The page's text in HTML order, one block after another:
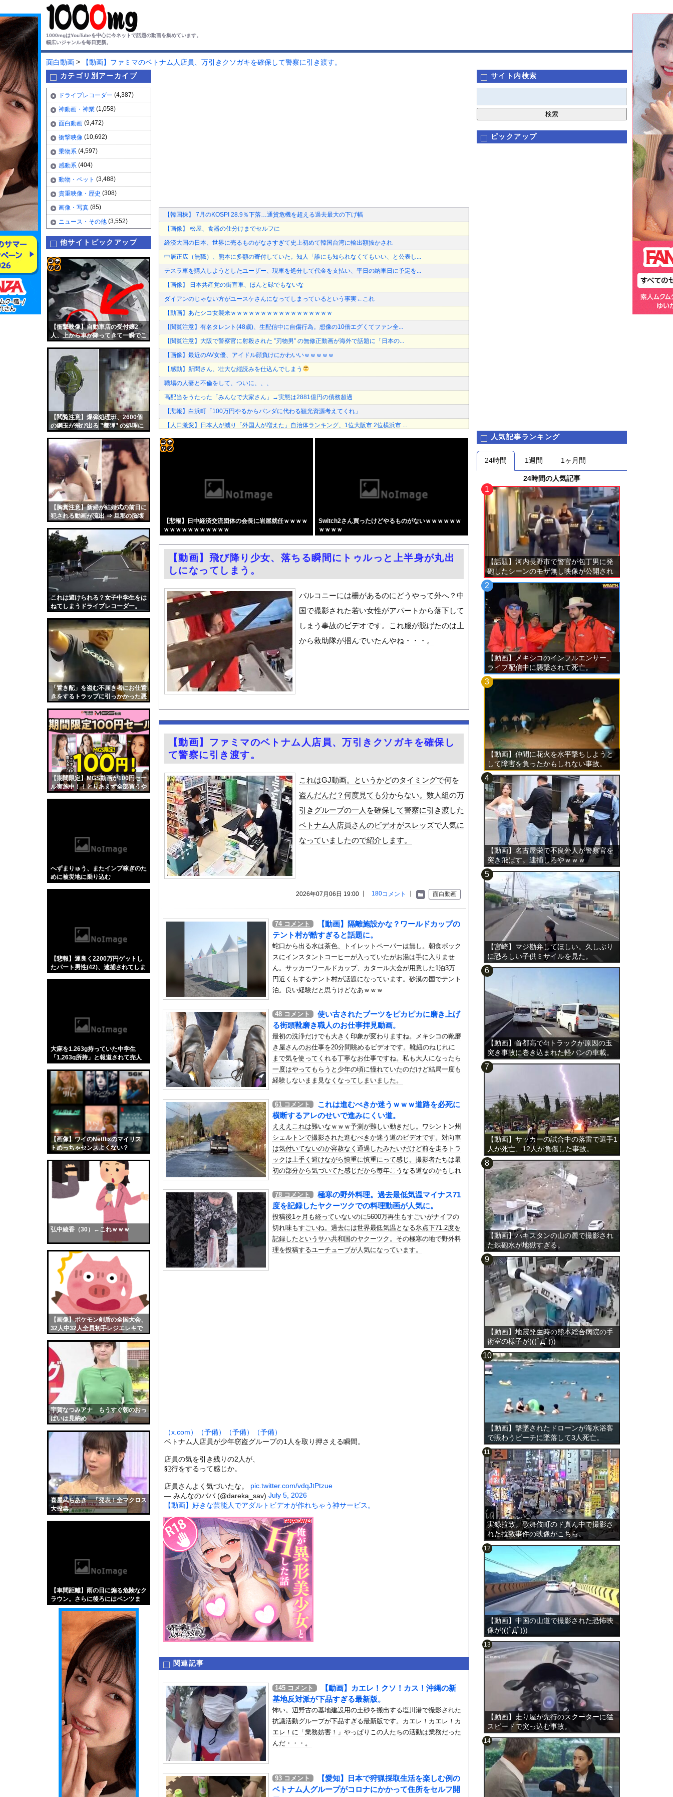
1000mgはYouTubeを中心に今ネットで話題の動画を集めています。
幅広いジャンルを毎日更新。
面白動画 >
【動画】ファミマのベトナム人店員、万引きクソガキを確保して警察に引き渡す。
カテゴリ別アーカイブ
ドライブレコーダー (4,387)
神動画・神業 (1,058)
面白動画 (9,472)
衝撃映像 (10,692)
乗物系 (4,597)
感動系 (404)
動物・ペット (3,488)
貴重映像・歴史 (308)
画像・写真 (85)
ニュース・その他 (3,552)
他サイトピックアップ
【衝撃映像】自動車店の受付嬢2
人、上から車が降ってきて一瞬でこ
【閲覧注意】爆弾処理班、2600個
の鋼玉が飛び出る ”擲弾” の処理に
【胸糞注意】新婦が結婚式の前日に
犯される動画が流出 ⇒ 旦那の脳壊
これは避けられる？女子中学生をは
ねてしまうドライブレコーダー。
「置き配」を盗む不届き者にお仕置
きをするトラップに引っかかった悪
【期間限定】MGS動画が100円セー
ル実施中！！とりあえず全部買うや
へずまりゅう、またインプ稼ぎのた
めに被災地に乗り込む
【悲報】運良く2200万円ゲットし
たパート男性(42)、逮捕されてしま
大麻を1.263g持っていた中学生
「1,263g所持」と報道されて売人
【画像】ワイのNetflixのマイリス
トめっちゃセンスよくない？
弘中綾香（30）←これｗｗｗ
【画像】ポケモン剣盾の全国大会、
32人中32人全員初手レジエレキで
宇賀なつみアナ もうすぐ朝のおっ
ぱいは見納め
喜屋武ちあき 「発表！全マクロス
大投票」
【車間距離】雨の日に煽る危険なク
ラウン。さらに後ろにはベンツま
で・・・
コテ
リン
- 固
定リ
ンク
自動
更新
ツー
【韓国株】 7月のKOSPI 28.9％下落…通貨危機を超える過去最大の下げ幅
【画像】 松屋、食器の仕分けまでセルフに
経済大国の日本、世界に売るものがなさすぎて史上初めて韓国台湾に輸出額抜かされ
中居正広（無職）、熊本に多額の寄付していた。知人「誰にも知られなくてもいい、と公表し...
テスラ車を購入しようとしたユーザー、現車を処分して代金を支払い、平日の納車日に予定を...
【画像】 日本共産党の街宣車、ほんと碌でもないな
ダイアンのじゃない方がユースケさんになってしまっているという事実←これ
【動画】あたシコ女襲来ｗｗｗｗｗｗｗｗｗｗｗｗｗｗｗｗｗ
【閲覧注意】有名タレント(48歳)、生配信中に自傷行為。想像の10倍エグくてファン全...
【閲覧注意】大阪で警察官に射殺された ”刃物男” の無修正動画が海外で話題に「日本の...
【画像】最近のAV女優、アイドル顔負けにかわいいｗｗｗｗｗ
【感動】新聞さん、壮大な縦読みを仕込んでしまう
職場の人妻と不倫をして、ついに、、、
高配当をうたった「みんなで大家さん」→実態は2881億円の債務超過
【悲報】白浜町「100万円やるからパンダに代わる観光資源考えてくれ」
【人口激変】日本人が減り「外国人が増えた」自治体ランキング、1位大阪市 2位横浜市 ...
れいわ新選組の新党名は「いのちの党」 旧グッズ半額で販売 どうなる秘書給与疑惑
「日本は危険だ」と吹聴したのを真に受けた中国人旅行客、だが代替旅行先が日本ほど安全で...
エロ漫画『ムラムラOLさんは飛行機の中でも性欲を満たしたい』をrawやhitomiを...
ワイルドベリーズ経営陣、倉庫の商品を持ち出し「ドローン攻撃で焼失した」として処理…ロ...
【動画】若手女優「兄とセ○クスシーンするんですか？分かりました…」
急増する「自分の頭で考えない子」。すぐ検索が当たり前に 「タイパ」至上主義・・・
ミツオカ、新型スポーツカーのティザー画像「第3弾」を公開！
【悲報】円安容認派「円安は輸出が伸びで日本経済ホクホク！」⇒ 世界に売る物が無さすぎ...
FANZAが夏のAV50％OFFセールを開催 part4
渡邊渚さん「私がPTSDと診断された当時、世間はまだPTSDという言葉は浸透されてい...
職場の人妻と不倫をして、ついに、、、
中国「台風接近！」台風13号「三峡直撃予測」中国「上流大洪水！（三峡上流」中国都市「...
韓国国会、サッカー前代表監督を追及「なぜ負けたのか」
日本旅行キャンセルすべきか…1万年ぶり史上最大級の火山の兆し＝韓国の反応
うちのネコが目の前にいた。私が上に物を投げるフリをする → 猫はこうなります…
旅行ってただの消費型娯楽なのに、なんで有意義なイメージなんだろうな
【怒報】国税庁「あのさぁ！君らがちゃんと納税してくれないとこうなっちゃうけどどうする...
古旗笑佳アナ 巨乳、横乳！！【GIF動画あり】
【緊急】つけ麺WWWWWWWWWWWWWWWWWWWWWW
【悲報】「果糖」が「がん転移」を促すと判明
【画像】吉岡里帆ちゃんｗｗ
一般人を遥かに超えた最高のIcupを持つ超一般人がAVデビュー！！
熊本地震で居酒屋から温泉が湧き出るｗｗｗｗｗ
【昆虫食】食用コオロギビジネスで破産したグリラス社長 みんなにコオロギ食を広める為に...
『Re：ゼロから始める異世界生活』60話感想 氷上のバトル！レグルスの権能とは！
【画像】キス釣りするんや
【Xの車窓から】オービスかと思ったら野生の炊飯器で草 ほか
【ポロリ悲話】ネットで拡散してるおっぱいポロリ動画、何故か叩かれる・・・
【衝撃】「かわいい虫」ランキング、ついに発表される
ジャンポケ斎藤と代理人のやりとり、「地獄すぎて完全にコントになってる……」と衝撃を受...
メーカーはデカヘソ8個保留3個返しのミドル機を出せよ！！！！
【GIF動画】 宮城の可愛すぎるチアさん、甲子園で発見される
英国人「ようこそ」冨安健洋、クリスタルパレス加入が決定的に！メディカル検査をパス！現...
嫁からマジで離婚を切り出されている。俺がネトゲしすぎて全くかまわなかったのが原因らし...
【ミリマス】ついに美咲ちゃんが大人の色気を出し始めた…！
横浜F・マリノスMF三井寺眞が16歳で開幕スタメン出場し最年少記録更新 さらにデビュ...
「日本は危険だ」と吹聴したのを真に受けた中国人旅行客、だが代替旅行先が日本ほど安全で...
【熊本地震】発生後に居酒屋店内から温泉が吹き出す ← これ前触れじゃね？
【悲報】カズレーザー、車の任意保険にブチギレてしまう！！！！！！
？？？「ゲーム実況なんて誰でもできる」わい「ほーん」
【動画】ブラジルの女子フットサル選手が極悪すぎて5年間の出場停止処分に。
高崎春アナ お尻に下着が浮き出てしまうハプニング！！
クレーンゲームの景品で乳酸菌飲料をゲット、だが飲んでみると妙に酸っぱくて体調が悪化し...
【悲報】17歳で無期懲役になった奴、怖いｗｗｗｗｗｗｗｗｗｗｗｗｗｗｗｗｗｗｗｗｗｗ...
【画像】おまえらくんの机がこの女の子の椅子にされてたらｗｗｗ
【画像】この女優さん、可愛すぎる
【朗報】齋藤飛鳥、前屈みで完全に見えてる動画が拡散されてしまう…
海外「日本よ、お前がナンバーワンだ」 熊本地震直後の日本の対応のスピードに世界が衝撃
勇気を出して白人美女にチン凸したアジア人短小男
、爆笑されてしまうｗｗｗ
10年もの間浮気してた嫁。まさかと思い長男のDNA鑑定をするがいいな？と問うと、元嫁...
ウクライナ侵攻以降、ロシア軍兵士のHIV感染が2000％急増…ウクライナメディア！
【配信者】「金バエ」のSNS更新が1週間途絶え、様々な憶測が飛び交う。1週間ぶりの投...
【画像】女の子「危機管理フォーーーーム！！！」
【衝撃】プチプチで有名な川上産業、社名を「プチプチ株式会社」に変更されるｗｗｗｗｗ
全く泳げない人がウォータースライダーをやるとこうなる
【黒歴史】こういう昔の大学ヤリサーの流出エロ動画（顔出し）が一番抜ける
韓国人「安貞桓が韓国代表に激怒！『惨憺たる結果、徹底的な刷新が必要だ』と監督や協会を...
ケンタッキーとか言う唐揚げ屋ｗｗｗｗｗ
【画像】このAVが性癖ブッ刺さりで精子ドクドク作られるわｗｗｗｗ
【悲報】味噌ラーメンで行列、出来ない
【中国】男の子が爆竹に点火 マンホールが爆発しふた吹き飛ぶ
【画像】伊藤舞雪とかいうＡＶ女優ｗｗｗｗｗｗｗｗｗｗw
【緊急】肛門にスティックのり入れたけど出てこないの！！
お知らせ
【動画】よく助けられたな。岐阜の川で外国人が溺れてしまう事故。
Powered by livedoor 相互RSS
示されません。
【悲報】日中経済交流団体の会長に岩屋就任ｗｗｗｗ
ｗｗｗｗｗｗｗｗｗｗｗ
Switch2さん買ったけどやるものがないｗｗｗｗｗｗ
ｗｗｗｗ
自動
更新
【動画】飛び降り少女、落ちる瞬間にトゥルっと上半身が丸出
しになってしまう。
バルコニーには柵があるのにどうやって外へ？中
国で撮影された若い女性がアパートから落下して
しまう事故のビデオです。これ服が脱げたのは上
から救助隊が掴んでいたんやね・・・。
【動画】ファミマのベトナム人店員、万引きクソガキを確保し
て警察に引き渡す。
これはGJ動画。というかどのタイミングで何を
盗んだんだ？何度見ても分からない。数人組の万
引きグループの一人を確保して警察に引き渡した
ベトナム人店員さんのビデオがスレッズで人気に
なっていましたので紹介します。
面白動画
180コメント
2026年07月06日 19:00 ┃
74 コメント
【動画】隔離施設かな？ワールドカップの
テント村が酷すぎると話題に。
蛇口から出る水は茶色、トイレットペーパーは無し。朝食ボック
スにインスタントコーヒーが入っていたがお湯は手に入りませ
ん。サッカーワールドカップ、カタール大会が用意した1泊3万
円近くもするテント村が話題になっています。砂漠の国でテント
泊。良い経験だと思うけどなあｗｗｗ
48 コメント
使い古されたブーツをピカピカに磨き上げ
る街頭靴磨き職人のお仕事拝見動画。
最初の洗浄だけでも大きく印象が変わりますね。メキシコの靴磨
き屋さんのお仕事を20分間眺めるビデオです。靴紐のねじれに
まで気を使ってくれる丁寧なお仕事ですね。私も大人になったら
一度はやってもらうと少年の頃に憧れていたのだけど結局一度も
経験しないまま見なくなってしまいました。
61 コメント
これは進むべきか迷うｗｗｗ道路を必死に
横断するアレのせいで進みにくい道。
えええこれは難いなｗｗｗ予測が難しい動きだし。ワシントン州
シェルトンで撮影された進むべきか迷う道のビデオです。対向車
は気付いてないのか容赦なく通過したみたいだけど前を走るトラ
ックは上手く避けながら慎重に慎重にって感じ。撮影者たちは最
初の部分から気づいてた感じだから毎年こうなる道なのかもしれ
78 コメント
極寒の野外料理。過去最低気温マイナス71
度を記録したヤクーツクでの料理動画が人気に。
投稿後1ヶ月も経っていないのに5600万再生もすごいがナイフの
切れ味もすごいね。過去には世界最低気温となる氷点下71.2度を
記録したというサハ共和国のヤクーツク。その極寒の地で野外料
理を投稿するユーチューブが人気になっています。
（x.com） （予備） （予備）
（予備）
ベトナム人店員が少年窃盗グループの1人を取り押さえる瞬間。
店員の気を引き残りの2人が、
犯行をするって感じか。
店員さんよく気づいたな。 pic.twitter.com/vdqJtPtzue
— みんなのパパ (@dareka_sav) July 5, 2026
【動画】好きな芸能人でアダルトビデオが作れちゃう神サービス。
関連記事
145 コメント
【動画】カエレ！クソ！カス！沖縄の新
基地反対派が下品すぎる最新版。
怖い。辺野古の基地建設用の土砂を搬出する塩川港で撮影された
抗議活動グループが下品すぎる最新版です。カエレ！カエレ！カ
エレ！に「業務妨害！」やっぱりこの人たちの活動は業務だった
んだ・・・。
93 コメント
【愛知】日本で狩猟採取生活を楽しむ例の
ベトナム人グループがコロナにかかって住所をセルフ開
サイト内検索
ピックアップ
人気記事ランキング
24時間 1週間 1ヶ月間
24時間の人気記事
【話題】河内長野市で警官が包丁男に発
砲したシーンのモザ無し映像が公開され
る。
【動画】メキシコのインフルエンサー、
ライブ配信中に襲撃されて死亡。
【動画】仲間に花火を水平撃ちしようと
して障害を負ったかもしれない事故。
【動画】名古屋栄で不良外人が警察官を
突き飛ばす。逮捕しろやｗｗｗ
【宮崎】マジ勘弁してほしい。久しぶり
に恐ろしい子供ミサイルを見た。
【動画】首都高で4tトラックが原因の玉
突き事故に巻き込まれた軽バンの車載。
【動画】サッカーの試合中の落雷で選手1
人が死亡、12人が負傷した事故。
【動画】パキスタンの山の麓で撮影され
た鉄砲水が地獄すぎる。
【動画】地震発生時の熊本総合病院の手
術室の様子が(((ﾟДﾟ)))
【動画】撃墜されたドローンが海水浴客
で賑わうビーチに墜落して3人死亡。
実録拉致。歌舞伎町のド真ん中で撮影さ
れた拉致事件の映像がこちら。
【動画】中国の山道で撮影された恐怖映
像が(((ﾟДﾟ)))
【動画】走り屋が先行のスクーターに猛
スピードで突っ込む事故。